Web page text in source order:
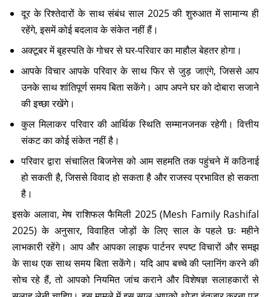
दूर के रिश्तेदारों के साथ संबंध साल 2025 की शुरुआत में सामान्य ही
रहेंगे, इसमें कोई बदलाव के संकेत नहीं हैं।
अक्टूबर में बृहस्पति के गोचर से घर-परिवार का माहौल बेहतर होगा।
आपके विचार आपके परिवार के साथ फिर से जुड़ जाएंगे, जिससे आप
उनके साथ शांतिपूर्ण समय बिता सकेंगे। आप अपने घर को दोबारा सजाने
की इच्छा रखेंगे।
कुल मिलाकर परिवार की आर्थिक स्थिति सम्मानजनक रहेगी। वित्तीय
संकट का कोई संकेत नहीं है।
परिवार द्वारा संचालित बिजनेस को आम सहमति तक पहुंचने में कठिनाई
हो सकती है, जिससे विवाद हो सकता है और राजस्व प्रभावित हो सकता
है।
इसके अलावा, मेष राशिफल फैमिली 2025 (Mesh Family Rashifal
2025) के अनुसार, विवाहित जोड़ों के लिए साल के पहले छः महीने
लाभकारी रहेंगे। आप और आपका लाइफ पार्टनर स्पष्ट विचारों और समझ
के साथ एक साथ समय बिता सकेंगे। यदि आप बच्चे की प्लानिंग करने की
सोच रहे हैं, तो आपको नियमित जांच कराने और विशेषज्ञ सलाहकारों से